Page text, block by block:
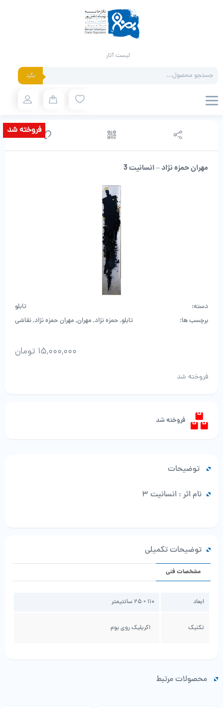
لیست آثار
search بگرد
مهران حمزه نژاد – انسانیت 3
فروخته شد
دسته:
تابلو
برچسب ها:
تابلو, حمزه نژاد, مهران, مهران حمزه نژاد,نقاشی
15,000,000 تومان
فروخته شد
فروخته شد
توضیحات
نام اثر : انسانیت 3
توضیحات تکمیلی
مشخصات فنی
ابعاد 110 × 25 سانتیمتر
تکنیک اکریلیک روی بوم
محصولات مرتبط